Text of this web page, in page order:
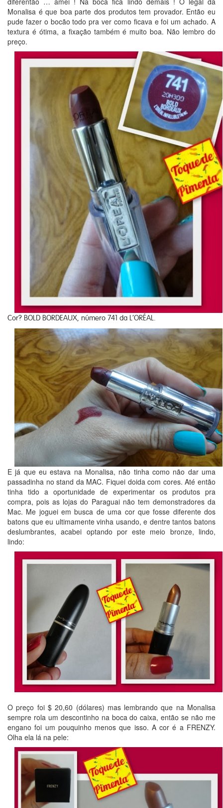
Monalisa é que boa parte dos produtos tem provador. Então eu
pude fazer o bocão todo pra ver como ficava e foi um achado. A
textura é ótima, a fixação também é muito boa. Não lembro do
preço.
Cor? BOLD BORDEAUX, número 741 da L’ORÉAL.
E já que eu estava na Monalisa, não tinha como não dar uma
passadinha no stand da MAC. Fiquei doida com cores. Até então
tinha tido a oportunidade de experimentar os produtos pra
compra, pois as lojas do Paraguai não tem demonstradores da
Mac. Me joguei em busca de uma cor que fosse diferente dos
batons que eu ultimamente vinha usando, e dentre tantos batons
deslumbrantes, acabei optando por este meio bronze, lindo,
lindo:
O preço foi $ 20,60 (dólares) mas lembrando que na Monalisa
sempre rola um descontinho na boca do caixa, então se não me
engano foi um pouquinho menos que isso. A cor é a FRENZY.
Olha ela lá na pele: